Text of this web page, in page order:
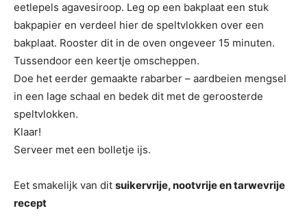
eetlepels agavesiroop. Leg op een bakplaat een stuk
bakpapier en verdeel hier de speltvlokken over een
bakplaat. Rooster dit in de oven ongeveer 15 minuten.
Tussendoor een keertje omscheppen.
Doe het eerder gemaakte rabarber – aardbeien mengsel
in een lage schaal en bedek dit met de geroosterde
speltvlokken.
Klaar!
Serveer met een bolletje ijs.
Eet smakelijk van dit suikervrije, nootvrije en tarwevrije
recept